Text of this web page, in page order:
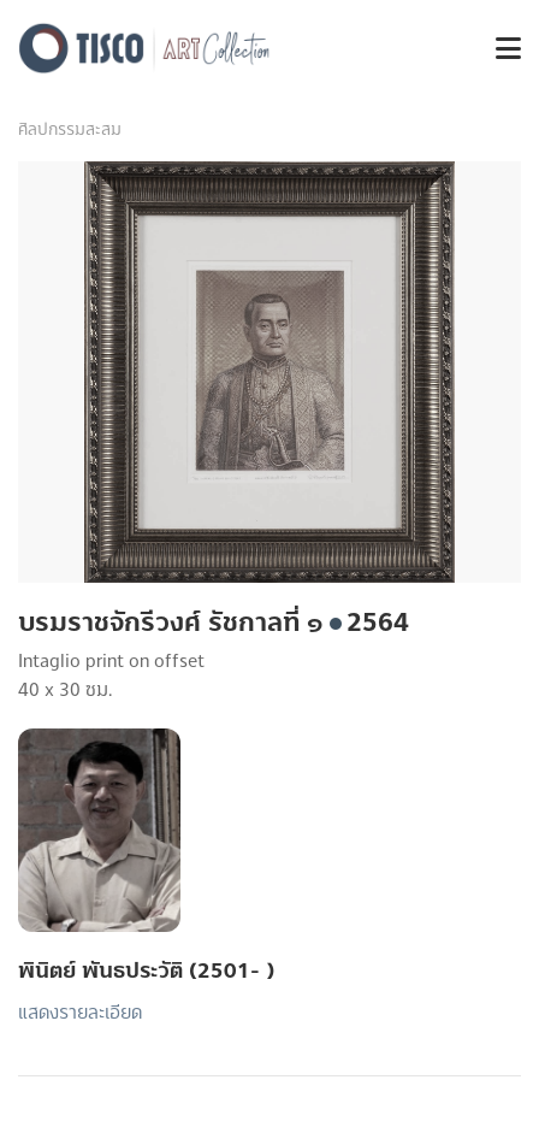
ศิลปกรรมสะสม
บรมราชจักรีวงศ์ รัชกาลที่ ๑ 2564
Intaglio print on offset
40 x 30 ซม.
พินิตย์ พันธประวัติ (2501- )
แสดงรายละเอียด